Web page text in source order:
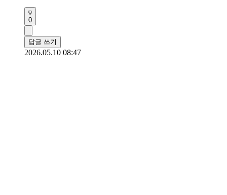
0
답글 쓰기
2026.05.10 08:47